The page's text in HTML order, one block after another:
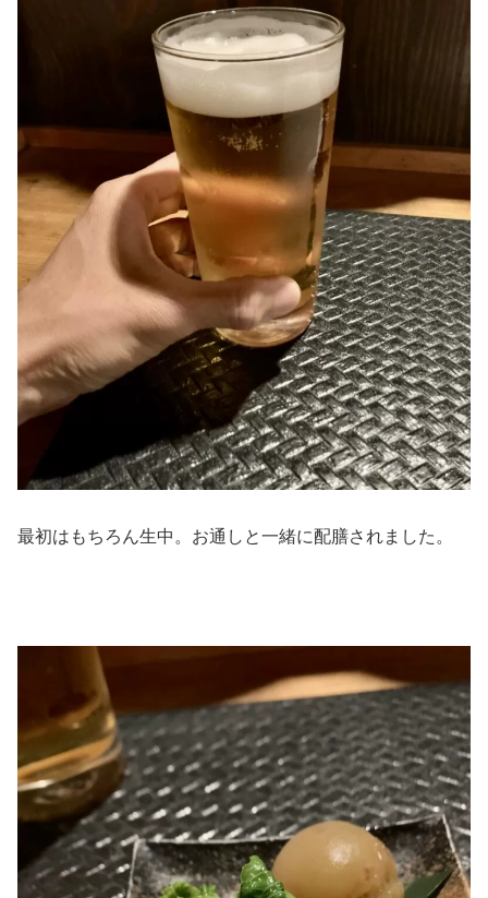
最初はもちろん生中。お通しと一緒に配膳されました。